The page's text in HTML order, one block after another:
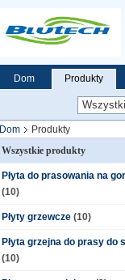
Dom Produkty
Dom
Produkty
Wszystkie produkty
Płyta do prasowania na
(10)
Płyty grzewcze (10)
Płyta grzejna do prasy do
(10)